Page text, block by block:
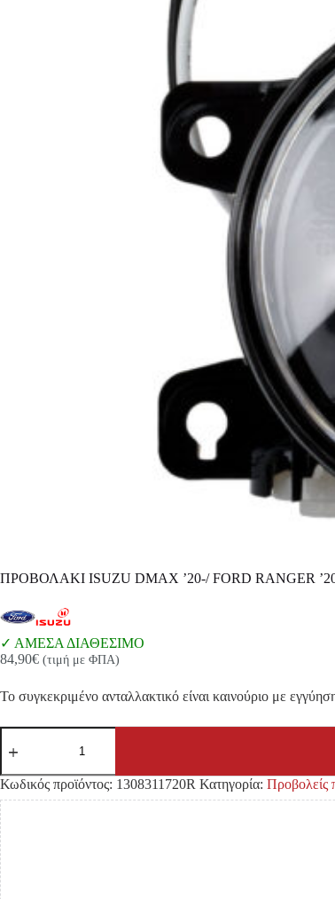
ΠΡΟΒΟΛΑΚΙ ISUZU DMAX ’20-/ FORD RANGER
ΑΜΕΣΑ ΔΙΑΘΕΣΙΜΟ
84,90€ (τιμή με ΦΠΑ)
Το συγκεκριμένο ανταλλακτικό είναι καινούριο με
ΠΡΟΒΟΛΑΚΙ
ISUZU
'20-/
FORD
RANGER
'20-
FULL
LED
ΔΕΞΙΑ
DIAMOND
Κωδικός προϊόντος: 1308311720R Κατηγορία: Προβολείς